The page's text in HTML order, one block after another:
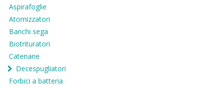
Aspirafoglie
Atomizzatori
Banchi sega
Biotrituratori
Catenarie
Decespugliatori
Forbici a batteria